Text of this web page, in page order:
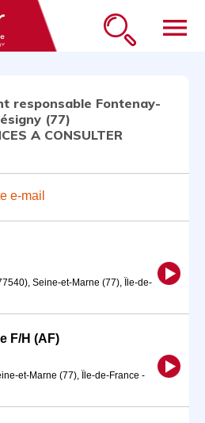
menu
responsable Fontenay-
(77)
A CONSULTER
e-mail
Seine-et-Marne (77), Île-de-
F/H (AF)
et-Marne (77), Île-de-France -